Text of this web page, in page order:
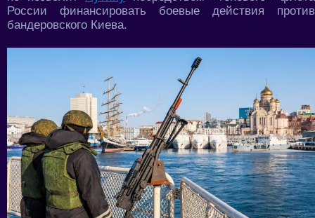
России финансировать боевые действия против
бандеровского Киева.